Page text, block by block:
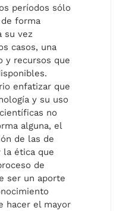
períodos sólo
forma
su vez
casos, una
y recursos que
enfatizar que
y su uso
no
alguna, el
de las de
la ética que
de
ser un aporte
hacer el mayor